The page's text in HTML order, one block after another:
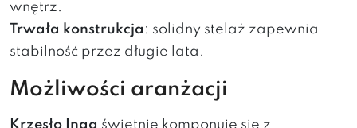
wnętrz.
Trwała konstrukcja : solidny stelaż zapewnia
stabilność przez długie lata.
Możliwości aranżacji
Krzesło Inga świetnie komponuje się z